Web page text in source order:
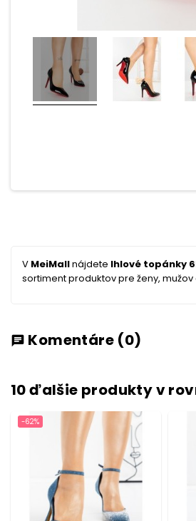
V MeiMallnájdete Ihlové topánky
sortiment produktov pre ženy,
chat Komentáre (0)
10 ďalšie produkty v
-62%